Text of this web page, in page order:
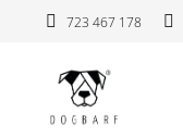
723 467 178